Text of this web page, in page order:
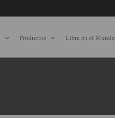
Productos Libra en el Mundo